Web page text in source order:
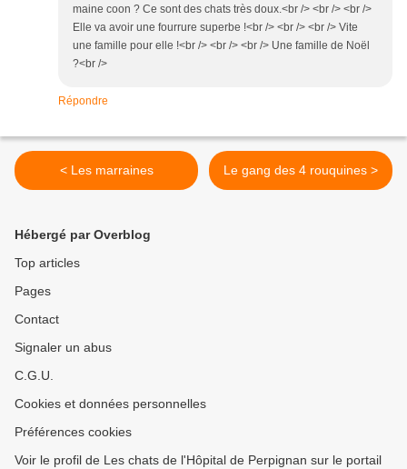
maine coon ? Ce sont des chats très doux.<br /> <br /> <br />
Elle va avoir une fourrure superbe !<br /> <br /> <br /> Vite
une famille pour elle !<br /> <br /> <br /> Une famille de Noël
?<br />
Répondre
< Les marraines Le gang des 4 rouquines >
Hébergé par Overblog
Top articles
Pages
Contact
Signaler un abus
C.G.U.
Cookies et données personnelles
Préférences cookies
Voir le profil de Les chats de l'Hôpital de Perpignan sur le portail